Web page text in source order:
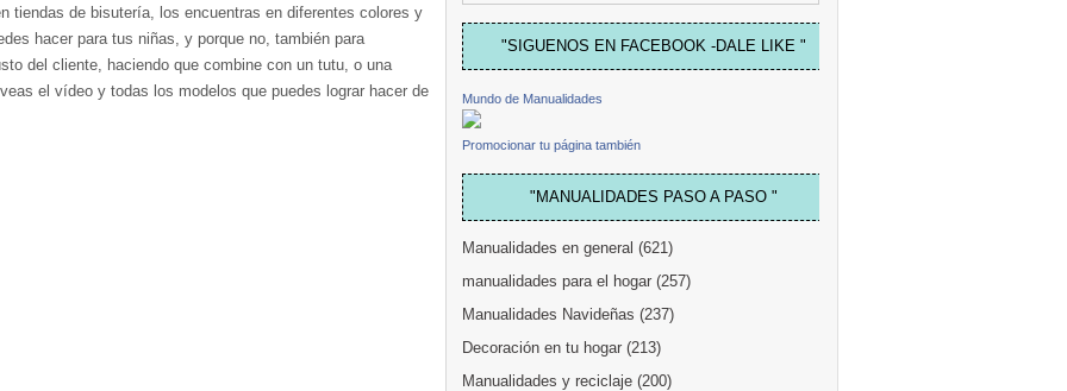
tiendas de bisutería, los encuentras en diferentes colores y
hacer para tus niñas, y porque no, también para
del cliente, haciendo que combine con un tutu, o una
el vídeo y todas los modelos que puedes lograr hacer de
"SIGUENOS EN FACEBOOK -DALE LIKE "
Mundo de Manualidades
Promocionar tu página también
"MANUALIDADES PASO A PASO "
Manualidades en general (621)
manualidades para el hogar (257)
Manualidades Navideñas (237)
Decoración en tu hogar (213)
Manualidades y reciclaje (200)